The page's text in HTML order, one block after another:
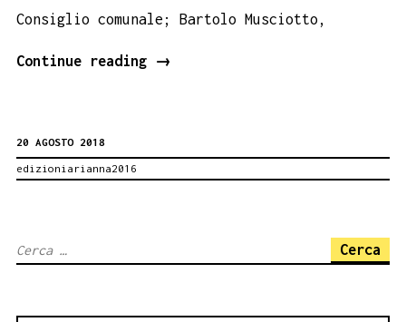
Consiglio comunale; Bartolo Musciotto,
Continue reading
Geraci
2018
→
20 AGOSTO 2018
edizioniarianna2016
Ricerca